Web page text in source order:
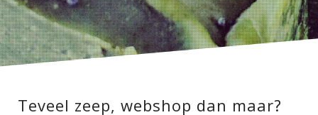
Teveel zeep, webshop dan maar?